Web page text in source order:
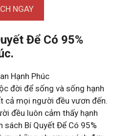
NGAY
Để Có 95%
Hạnh Phúc
đời để sống và sống hạnh
cả mọi người đều vươn đến.
đều luôn cảm thấy hạnh
Bí Quyết Để Có 95%